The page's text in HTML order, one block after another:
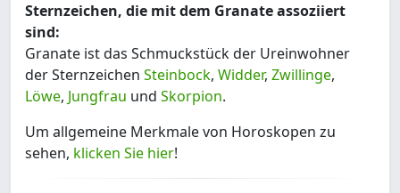
Sternzeichen, die mit dem Granate assoziiert
sind:
Granate ist das Schmuckstück der Ureinwohner
der Sternzeichen Steinbock, Widder, Zwillinge,
Löwe, Jungfrau und Skorpion.
Um allgemeine Merkmale von Horoskopen zu
sehen, klicken Sie hier!